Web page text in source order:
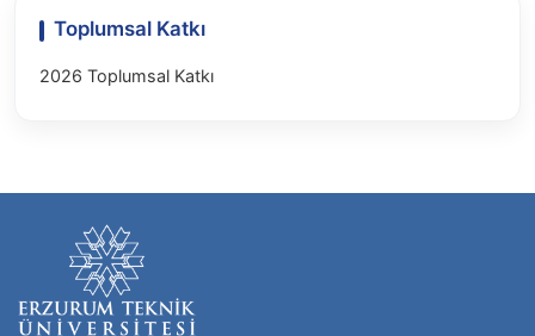
Toplumsal Katkı
2026 Toplumsal Katkı